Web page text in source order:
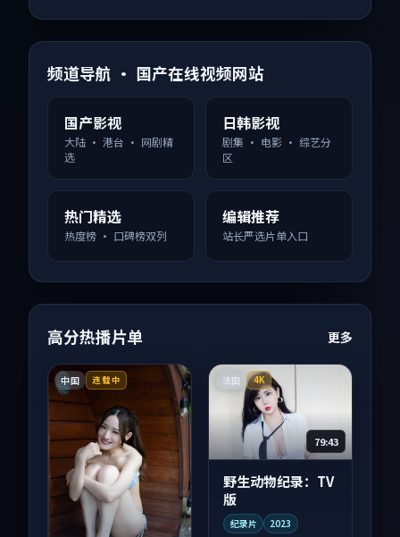
频道导航 · 国产在线视频网站
国产影视
大陆 · 港台 · 网剧精
选
日韩影视
剧集 · 电影 · 综艺分
区
热门精选
热度榜 · 口碑榜双列
编辑推荐
站长严选片单入口
高分热播片单 更多
中国 连载中 法国 4K
79:43
野生动物纪录：TV
版
纪录片 2023